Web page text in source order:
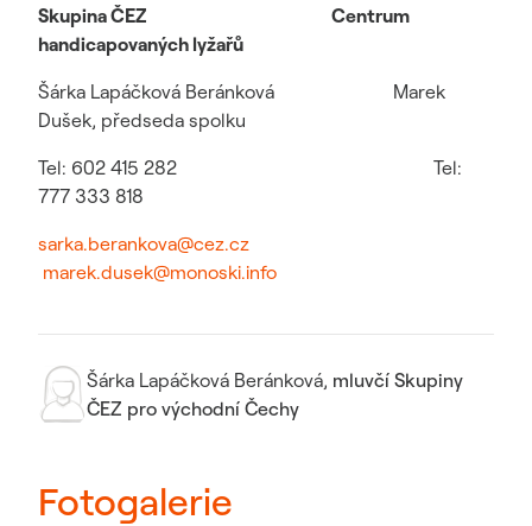
Skupina ČEZ
Centrum
handicapovaných lyžařů
Šárka Lapáčková Beránková Marek
Dušek, předseda spolku
Tel: 602 415 282 Tel:
777 333 818
sarka.berankova@cez.cz
marek.dusek@monoski.info
Šárka Lapáčková Beránková, mluvčí Skupiny
ČEZ pro východní Čechy
Fotogalerie